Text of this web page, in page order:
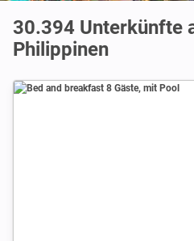
30.394 Unterkünfte
Philippinen